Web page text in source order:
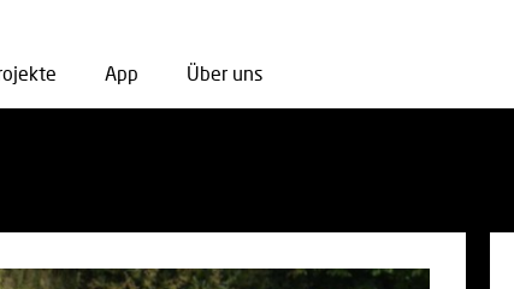
App Über uns